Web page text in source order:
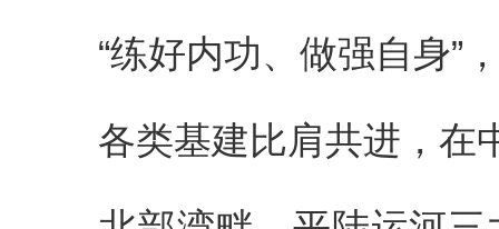
“练好内功、做强自身”，
各类基建比肩共进，在